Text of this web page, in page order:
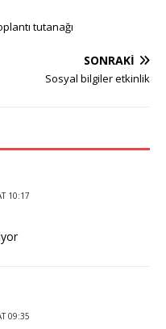
tutanağı
SONRAKI
Sosyal bilgiler etkinlik
10:17
09:35